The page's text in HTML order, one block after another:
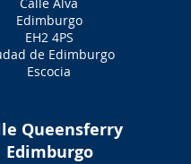
Edimburgo
EH2 4PS
de Edimburgo
Escocia
Queensferry
Edimburgo